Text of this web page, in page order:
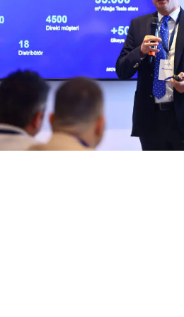
Tasarımı) aşamasına geçilmesi
başlamıştır SOCAR’ın Technip
Anlaşması’nı takiben
anlaşmaları 2026 yılının 3.
FEED çalışmasına başlanması
büyük ölçekli sanayi projelerinde
öncesindeki en kritik
olarak kabul ediliyor. Bu süreçte
tasarımı, mühendislik